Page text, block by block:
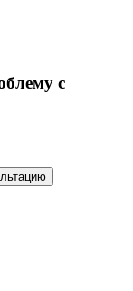
с